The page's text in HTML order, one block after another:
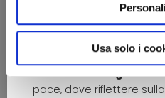
Usa solo i
L'antica capitale
buddhisti, i giardini zen e
La città del cibo,
la sua atmosfera vivace.
Hiroshima e Nagasaki:
pace, dove riflettere